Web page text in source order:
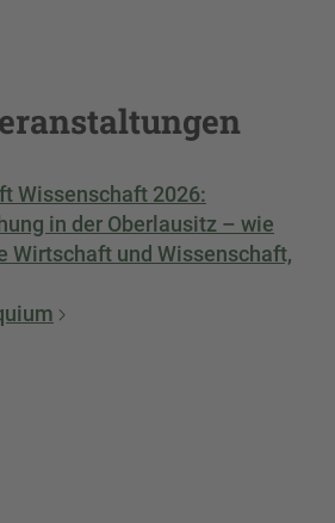
Wissenschaft 2026:
in der Oberlausitz – wie
Wirtschaft und Wissenschaft,